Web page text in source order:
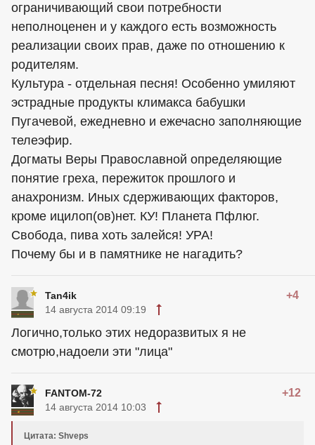
ограничивающий свои потребности
неполноценен и у каждого есть возможность
реализации своих прав, даже по отношению к
родителям.
Культура - отдельная песня! Особенно умиляют
эстрадные продукты климакса бабушки
Пугачевой, ежедневно и ежечасно заполняющие
телеэфир.
Догматы Веры Православной определяющие
понятие греха, пережиток прошлого и
анахронизм. Иных сдерживающих факторов,
кроме ицилоп(ов)нет. КУ! Планета Пфлюг.
Свобода, пива хоть залейся! УРА!
Почему бы и в памятнике не нагадить?
Tan4ik +4
14 августа 2014 09:19
Логично,только этих недоразвитых я не
смотрю,надоели эти "лица"
FANTOM-72 +12
14 августа 2014 10:03
Цитата: Shveps